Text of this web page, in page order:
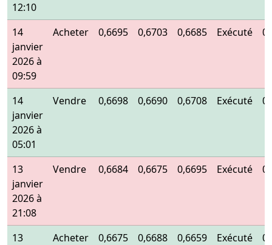
12:10
14
janvier
2026 à
09:59
Acheter 0,6695 0,6703 0,6685 Exécuté
14
janvier
2026 à
05:01
Vendre 0,6698 0,6690 0,6708 Exécuté
13
janvier
2026 à
21:08
Vendre 0,6684 0,6675 0,6695 Exécuté
13
Acheter 0,6675 0,6688 0,6659 Exécuté